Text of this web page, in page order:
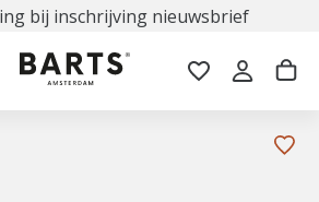
bij inschrijving nieuwsbrief